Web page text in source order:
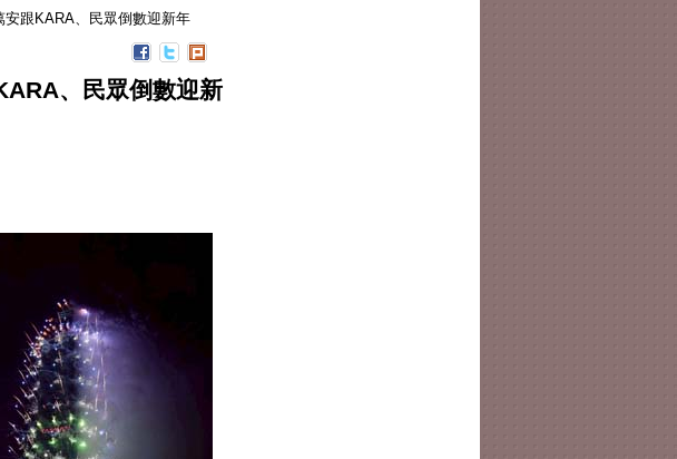
跟KARA、民眾倒數迎新年
、民眾倒數迎新